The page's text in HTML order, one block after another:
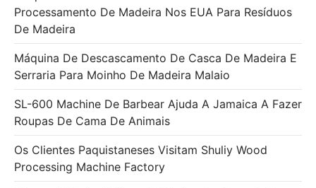
Processamento De Madeira Nos EUA Para Resíduos
De Madeira
Máquina De Descascamento De Casca De Madeira E
Serraria Para Moinho De Madeira Malaio
SL-600 Machine De Barbear Ajuda A Jamaica A Fazer
Roupas De Cama De Animais
Os Clientes Paquistaneses Visitam Shuliy Wood
Processing Machine Factory